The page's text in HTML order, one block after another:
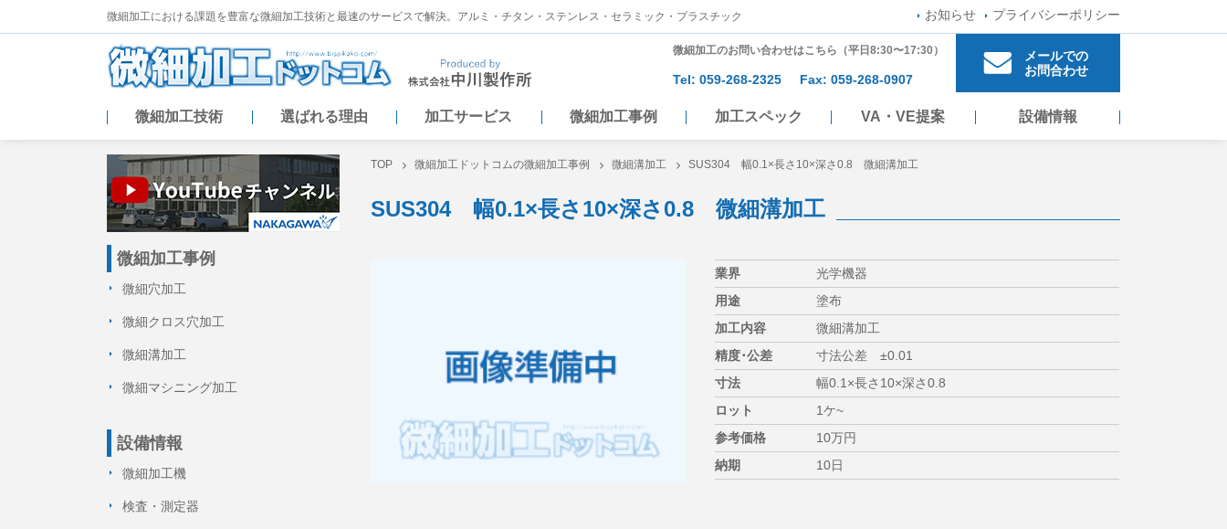
微細加工における課題を豊富な微細加工技術と 最速のサービスで解決。アルミ・チタン・ステンレス・セラミック・プラスチック お知らせ プライバシーポリシー
微細加工のお問い合わせはこちら （平日8:30〜17:30）
Tel: 059-268-2325 Fax: 059-268-0907
メールでの
お問合わせ
微細加工技術 選ばれる理由 加工サービス 微細加工事例 加工スペック VA・VE提案 設備情報
TOP 微細加工ドットコムの微細加工事例 微細溝加工 SUS304 幅0.1×長さ10×深さ0.8 微細溝加工
SUS304 幅0.1×長さ10×深さ0.8 微細溝加工
業界
光学機器
用途
塗布
加工内容
微細溝加工
精度･公差
寸法公差 ±0.01
寸法
幅0.1×長さ10×深さ0.8
ロット
1ケ~
参考価格
10万円
納期
10日
微細加工事例
微細穴加工
微細クロス穴加工
微細溝加工
微細マシニング加工
設備情報
微細加工機
検査・測定器